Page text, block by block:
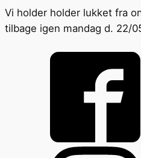
Vi holder holder lukket fra
tilbage igen mandag d. 22/